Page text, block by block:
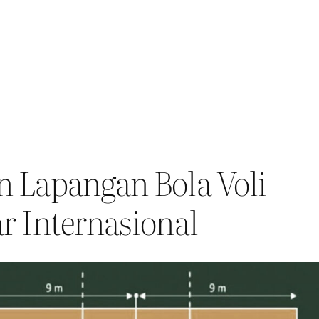
Lapangan Bola Voli
Internasional